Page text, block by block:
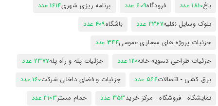
باغ1810 عدد فرودگاه609 عدد برنامه ریزی شهری1614 عدد
بلوک وسایل نقلیه2367 عدد باشگاه409 عدد
جزئیات پروژه های معماری عمومی344 عدد
جزئیات طراحی تسویه خانه120 عدد جزئیات پله و راه پله2377 عدد
برق کشی - اتصالات566 عدد جزئیات و فضای داخلی شرکت160 عدد
نمایشگاه - فروشگاه - مرکز خرید353 عدد حمام مستر2103 عدد